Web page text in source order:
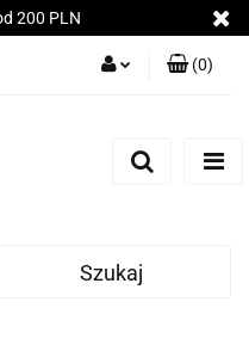
200 PLN
(0)
Szukaj